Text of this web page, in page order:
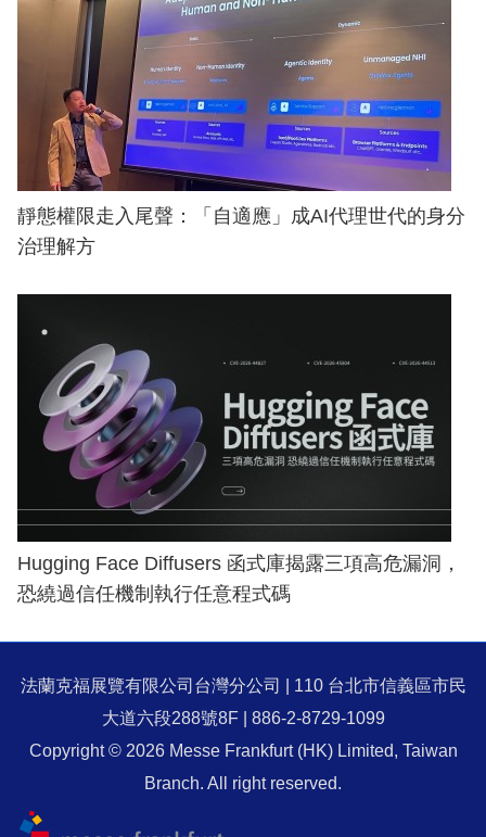
靜態權限走入尾聲：「自適應」成AI代理世代的身分
治理解方
Hugging Face Diffusers 函式庫揭露三項高危漏洞，
恐繞過信任機制執行任意程式碼
法蘭克福展覽有限公司台灣分公司 | 110 台北市信義區市民
大道六段288號8F | 886-2-8729-1099
Copyright © 2026 Messe Frankfurt (HK) Limited, Taiwan
Branch. All right reserved.